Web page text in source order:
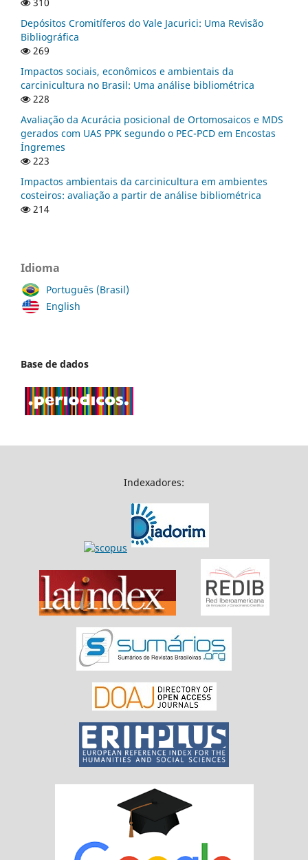
Depósitos Cromitíferos do Vale Jacurici: Uma Revisão
Bibliográfica
269
Impactos sociais, econômicos e ambientais da
carcinicultura no Brasil: Uma análise bibliométrica
228
Avaliação da Acurácia posicional de Ortomosaicos e MDS
gerados com UAS PPK segundo o PEC-PCD em Encostas
Íngremes
223
Impactos ambientais da carcinicultura em ambientes
costeiros: avaliação a partir de análise bibliométrica
214
Idioma
Português (Brasil)
English
Base de dados
Indexadores: